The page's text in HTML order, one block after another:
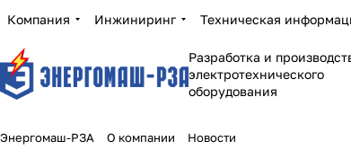
Компания Инжиниринг Техническая
Разработка и
электротехнического
оборудования
Энергомаш-РЗА О компании Новости